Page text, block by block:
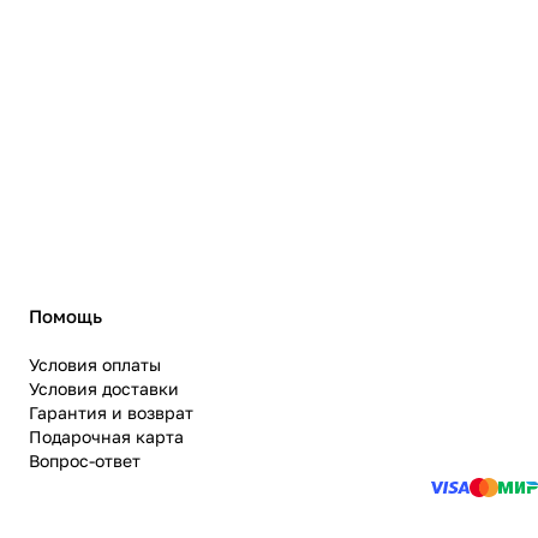
Помощь
Условия оплаты
Условия доставки
Гарантия и возврат
Подарочная карта
Вопрос-ответ